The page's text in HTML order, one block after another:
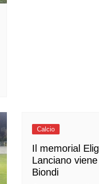
Calcio
Il memorial
Lanciano
Biondi